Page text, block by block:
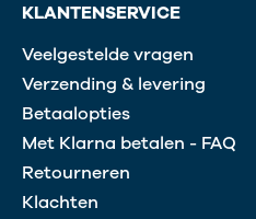
DOBRE
"Dobry produkt"
—Peter(5/5)
Q&A
KLANTENSERVICE
Veelgestelde vragen
Verzending & levering
Betaalopties
Met Klarna betalen - FAQ
Retourneren
Klachten